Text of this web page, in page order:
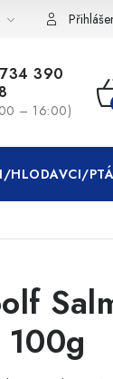
390
– 16:00)
HLODAVCI/